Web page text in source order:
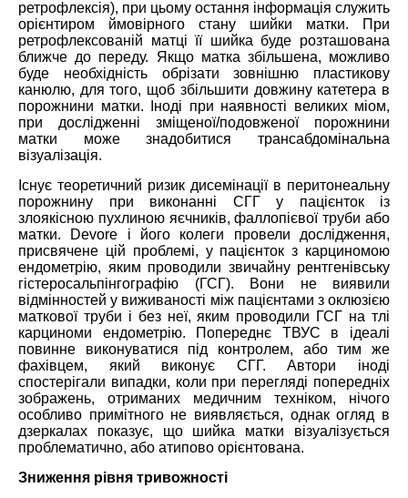
ретрофлексія), при цьому остання інформація служить
орієнтиром ймовірного стану шийки матки. При
ретрофлексованій матці її шийка буде розташована
ближче до переду. Якщо матка збільшена, можливо
буде необхідність обрізати зовнішню пластикову
канюлю, для того, щоб збільшити довжину катетера в
порожнини матки. Іноді при наявності великих міом,
при дослідженні зміщеної/подовженої порожнини
матки може знадобитися трансабдомінальна
візуалізація.
Існує теоретичний ризик дисемінації в перитонеальну
порожнину при виконанні СГГ у пацієнток із
злоякісною пухлиною яєчників, фаллопієвої труби або
матки. Devore і його колеги провели дослідження,
присвячене цій проблемі, у пацієнток з карциномою
ендометрію, яким проводили звичайну рентгенівську
гістеросальпінгографію (ГСГ). Вони не виявили
відмінностей у виживаності між пацієнтами з оклюзією
маткової труби і без неї, яким проводили ГСГ на тлі
карциноми ендометрію. Попереднє ТВУС в ідеалі
повинне виконуватися під контролем, або тим же
фахівцем, який виконує СГГ. Автори іноді
спостерігали випадки, коли при перегляді попередніх
зображень, отриманих медичним техніком, нічого
особливо примітного не виявляється, однак огляд в
дзеркалах показує, що шийка матки візуалізується
проблематично, або атипово орієнтована.
Зниження рівня тривожності